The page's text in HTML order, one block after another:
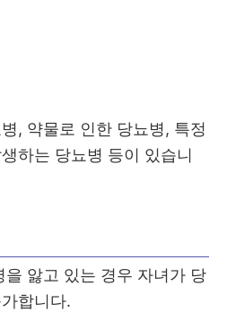
, 약물로 인한 당뇨병, 특정
하는 당뇨병 등이 있습니
앓고 있는 경우 자녀가 당
합니다.